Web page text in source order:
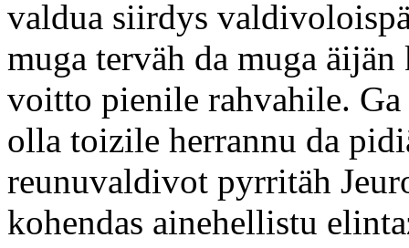
valdua siirdys
muga terväh da muga
voitto pienile rahvahile.
olla toizile herrannu da
reunuvaldivot pyrritäh
kohendas ainehellistu